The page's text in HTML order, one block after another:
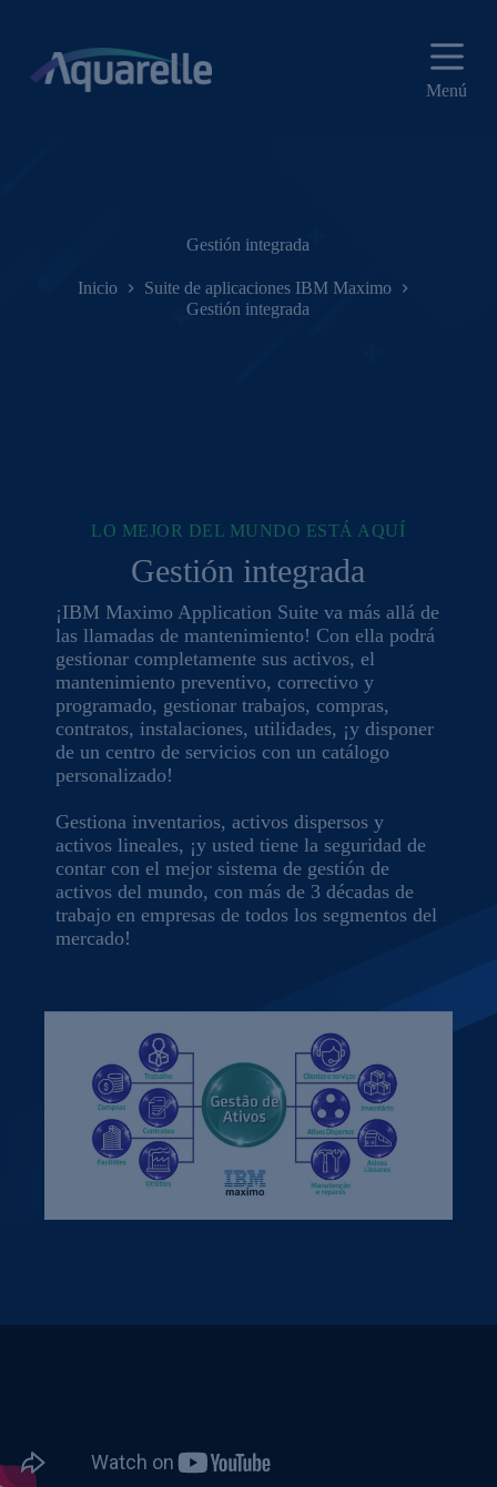
Menú
Gestión integrada
Inicio
Suite de aplicaciones IBM Maximo
Gestión integrada
LO MEJOR DEL MUNDO ESTÁ AQUÍ
Gestión integrada
¡IBM Maximo Application Suite va más allá de
las llamadas de mantenimiento! Con ella podrá
gestionar completamente sus activos, el
mantenimiento preventivo, correctivo y
programado, gestionar trabajos, compras,
contratos, instalaciones, utilidades, ¡y disponer
de un centro de servicios con un catálogo
personalizado!
Gestiona inventarios, activos dispersos y
activos lineales, ¡y usted tiene la seguridad de
contar con el mejor sistema de gestión de
activos del mundo, con más de 3 décadas de
trabajo en empresas de todos los segmentos del
mercado!